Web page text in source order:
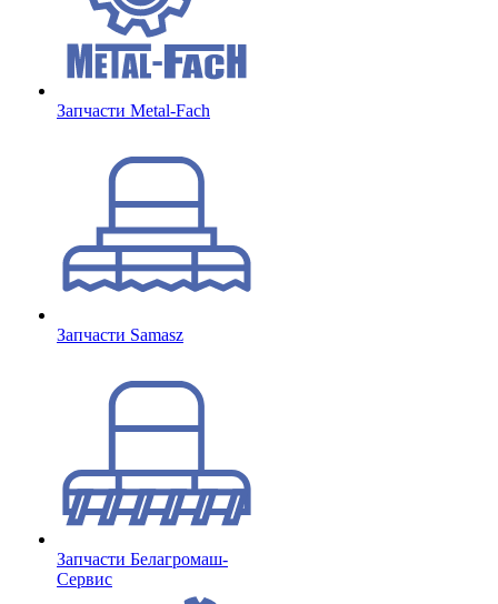
Запчасти Metal-Fach
Запчасти Samasz
Запчасти Белагромаш-
Сервис